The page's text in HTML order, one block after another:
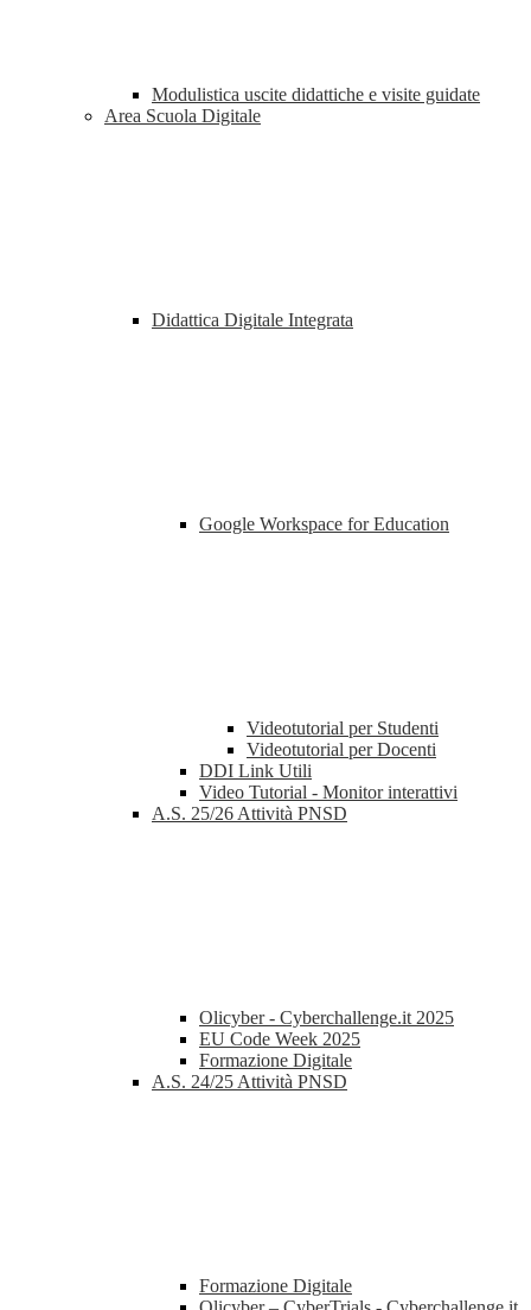
Modulistica uscite didattiche e visite guidate
Area Scuola Digitale
Didattica Digitale Integrata
Google Workspace for Education
Videotutorial per Studenti
Videotutorial per Docenti
DDI Link Utili
Video Tutorial - Monitor interattivi
A.S. 25/26 Attività PNSD
Olicyber - Cyberchallenge.it 2025
EU Code Week 2025
Formazione Digitale
A.S. 24/25 Attività PNSD
Formazione Digitale